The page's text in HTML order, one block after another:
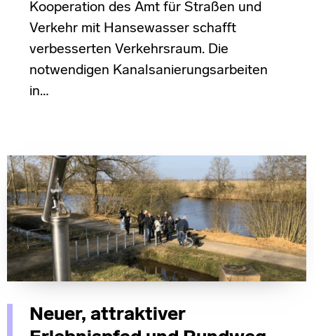
Kooperation des Amt für Straßen und
Verkehr mit Hansewasser schafft
verbesserten Verkehrsraum. Die
notwendigen Kanalsanierungsarbeiten
in…
Neuer, attraktiver